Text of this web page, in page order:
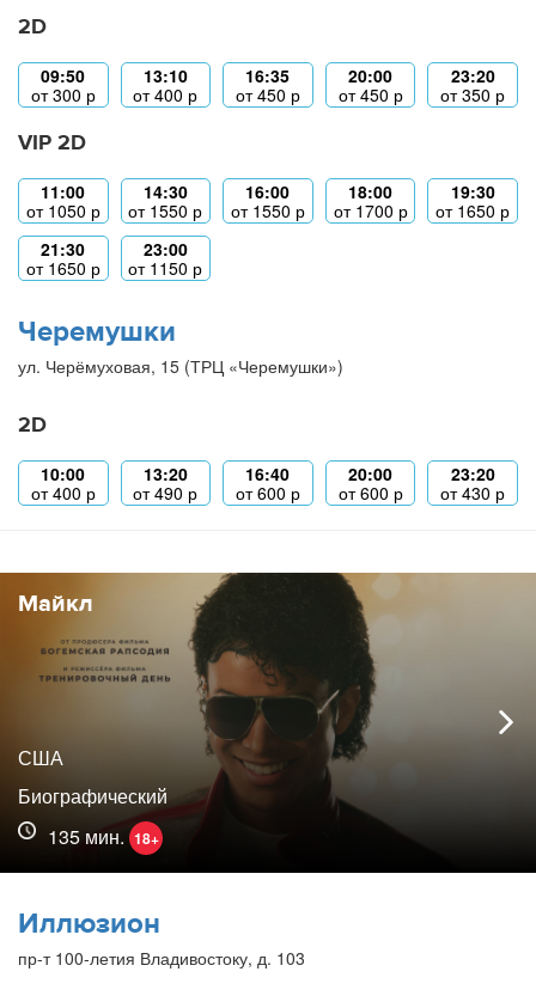
2D
09:50
от300 р
13:10
от400 р
16:35
от450 р
20:00
от450 р
23:20
от350 р
VIP 2D
11:00
от 1050 р
14:30
от 1550 р
16:00
от 1550 р
18:00
от 1700 р
19:30
от 1650 р
21:30
от 1650 р
23:00
от 1150 р
Черемушки
ул. Черёмуховая, 15 (ТРЦ «Черемушки»)
2D
10:00
от400 р
13:20
от490 р
16:40
от600 р
20:00
от600 р
23:20
от430 р
Майкл
США
Биографический
135 мин. 18+
Иллюзион
пр-т 100-летия Владивостоку, д. 103